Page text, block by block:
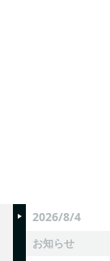
2026/8/4
お知らせ